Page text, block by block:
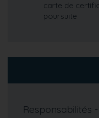
carte de
poursuite
Responsabilités